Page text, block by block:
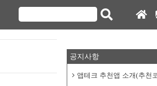
공지사항
앱테크 추천앱 소개(추천